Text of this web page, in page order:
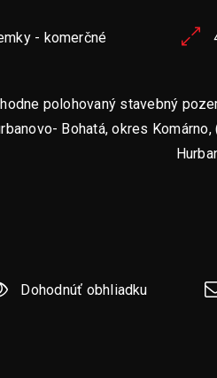
- komerčné
polohovaný stavebný
Bohatá, okres
Dohodnúť obhliadku